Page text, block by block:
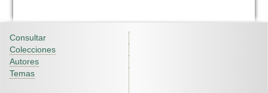
Consultar
Colecciones
Autores
Temas